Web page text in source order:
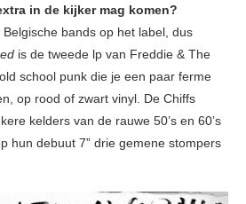
in de kijker mag komen?
bands op het label, dus
is de tweede lp van Freddie & The
school punk die je een paar ferme
op rood of zwart vinyl. De Chiffs
kelders van de rauwe 50’s en 60’s
hun debuut 7” drie gemene stompers